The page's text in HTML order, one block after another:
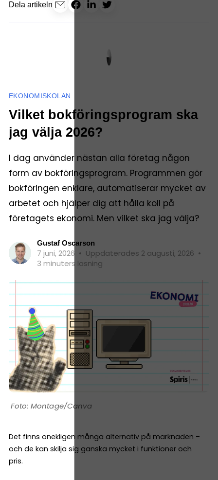
Dela artikeln
EKONOMISKOLAN
Vilket bokföringsprogram ska
jag välja 2026?
I dag använder nästan alla företag någon
form av bokföringsprogram. Programmen gör
bokföringen enklare, automatiserar mycket av
arbetet och hjälper dig att hålla koll på
företagets ekonomi. Men vilket ska jag välja?
Gustaf Oscarson
7 juni, 2026 • Uppdaterades 2 augusti, 2026 •
3 minuters läsning
Montage/Canva
Det finns onekligen många alternativ på marknaden –
och de kan skilja sig ganska mycket i funktioner och
pris.